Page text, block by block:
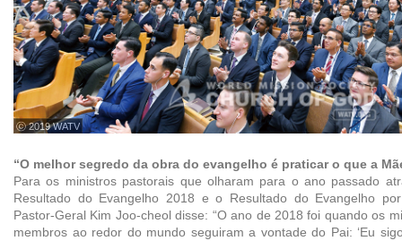
ⓒ 2019 WATV
“O melhor segredo da obra do evangelho é praticar o que a
Para os ministros pastorais que olharam para o ano passado
Resultado do Evangelho 2018 e o Resultado do Evangelho
Pastor-Geral Kim Joo-cheol disse: “O ano de 2018 foi quando os
membros ao redor do mundo seguiram a vontade do Pai: ‘Eu